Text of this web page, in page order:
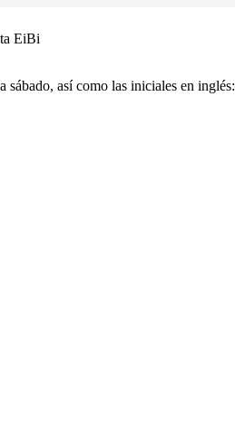
EiBi
sábado, así como las iniciales en inglés: